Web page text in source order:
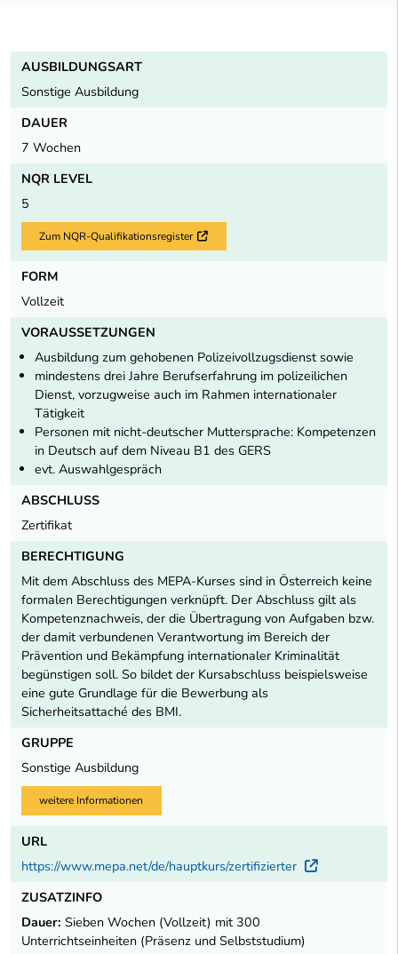
AUSBILDUNGSART
Sonstige Ausbildung
DAUER
7 Wochen
NQR LEVEL
5
Zum NQR-Qualifikationsregister Externer Link
FORM
Vollzeit
VORAUSSETZUNGEN
Ausbildung zum gehobenen Polizeivollzugsdienst sowie
mindestens drei Jahre Berufserfahrung im polizeilichen
Dienst, vorzugweise auch im Rahmen internationaler
Tätigkeit
Personen mit nicht-deutscher Muttersprache: Kompetenzen
in Deutsch auf dem Niveau B1 des GERS
evt. Auswahlgespräch
ABSCHLUSS
Zertifikat
BERECHTIGUNG
Mit dem Abschluss des MEPA-Kurses sind in Österreich keine
formalen Berechtigungen verknüpft. Der Abschluss gilt als
Kompetenznachweis, der die Übertragung von Aufgaben bzw.
der damit verbundenen Verantwortung im Bereich der
Prävention und Bekämpfung internationaler Kriminalität
begünstigen soll. So bildet der Kursabschluss beispielsweise
eine gute Grundlage für die Bewerbung als
Sicherheitsattaché des BMI.
GRUPPE
Sonstige Ausbildung
weitere Informationen
URL
https://www.mepa.net/de/hauptkurs/zertifizierter
Externer
ZUSATZINFO
Dauer: Sieben Wochen (Vollzeit) mit 300
Unterrichtseinheiten (Präsenz und Selbststudium)